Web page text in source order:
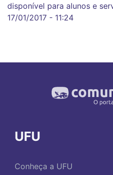
disponível para alunos e
17/01/2017 - 11:24
UFU
Conheça a UFU